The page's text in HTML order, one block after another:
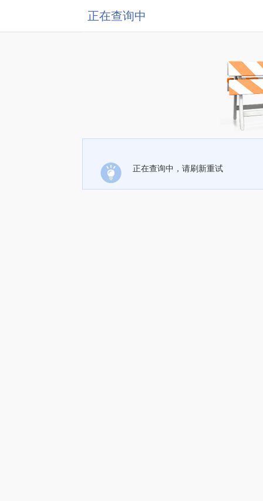
正在查询中
正在查询中，请刷新重试